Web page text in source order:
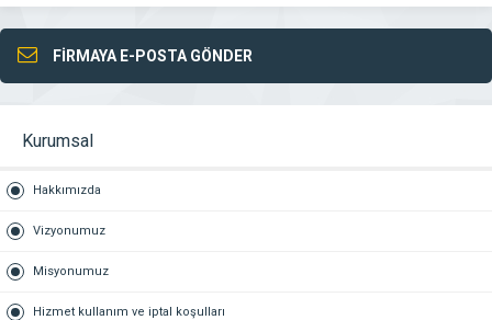
FİRMAYA E-POSTA GÖNDER
Kurumsal
Hakkımızda
Vizyonumuz
Misyonumuz
Hizmet kullanım ve iptal koşulları